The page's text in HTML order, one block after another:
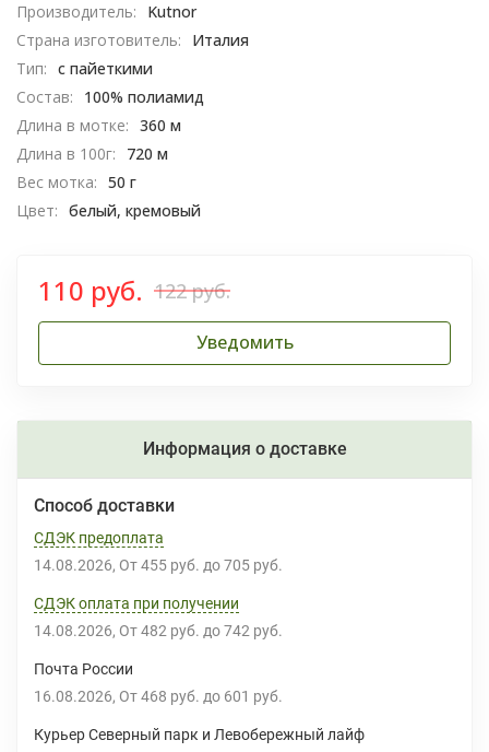
Производитель:
Kutnor
Страна изготовитель:
Италия
Тип: с пайеткими
Состав:
100% полиамид
Длина в мотке: 360 м
Длина в 100г:
720 м
Вес мотка: 50 г
Цвет: белый, кремовый
110 руб. 122 руб.
Уведомить
Информация о доставке
Способ доставки
СДЭК предоплата
14.08.2026 От 455 руб. до 705 руб.
СДЭК оплата при получении
14.08.2026 От 482 руб. до 742 руб.
Почта России
16.08.2026 От 468 руб. до 601 руб.
Курьер Северный парк и Левобережный лайф